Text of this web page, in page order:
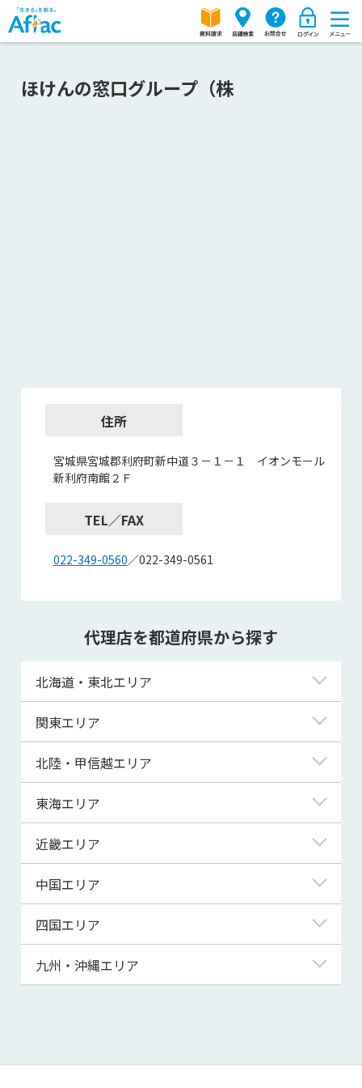
ほけんの窓口グループ（株
住所
宮城県宮城郡利府町新中道３－１－１ イオンモール
新利府南館２Ｆ
TEL／FAX
022-349-0560／022-349-0561
代理店を都道府県から探す
北海道・東北エリア
北海道
青森県
宮城県
秋田県
山形県
関東エリア
東京都
神奈川県
埼玉県
千葉県
茨城県
群馬県
北陸・甲信越エリア
新潟県
富山県
福井県
山梨県
長野県
東海エリア
岐阜県
静岡県
三重県
近畿エリア
滋賀県
京都府
大阪府
兵庫県
和歌山県
中国エリア
鳥取県
島根県
山口県
四国エリア
徳島県
高知県
九州・沖縄エリア